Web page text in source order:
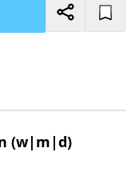
(w|m|d)